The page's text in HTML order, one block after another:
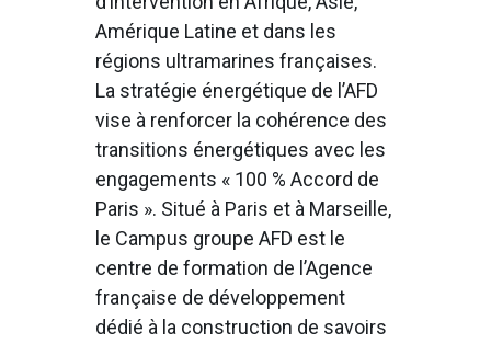
Amérique Latine et dans les
régions ultramarines françaises.
La stratégie énergétique de l’AFD
vise à renforcer la cohérence des
transitions énergétiques avec les
engagements « 100 % Accord de
Paris ». Situé à Paris et à Marseille,
le Campus groupe AFD est le
centre de formation de l’Agence
française de développement
dédié à la construction de savoirs